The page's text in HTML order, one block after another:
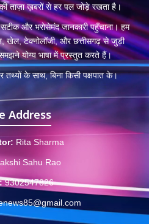
ताज़ा ख़बरों से हर पल जोड़े रखता है।
और भरोसेमंद जानकारी पहुँचाना। हम
खेल, टेक्नोलॉजी, और छत्तीसगढ़ से जुड़ी
योग्य भाषा में प्रस्तुत करते हैं।
के साथ, बिना किसी पक्षपात के।
Address
Rita Sharma
Sahu Rao
9302547826